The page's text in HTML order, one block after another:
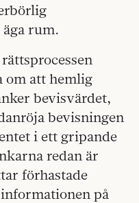
rum.
om att hemlig
bevisvärdet,
bevisningen
i ett gripande
redan är
förhastade
på